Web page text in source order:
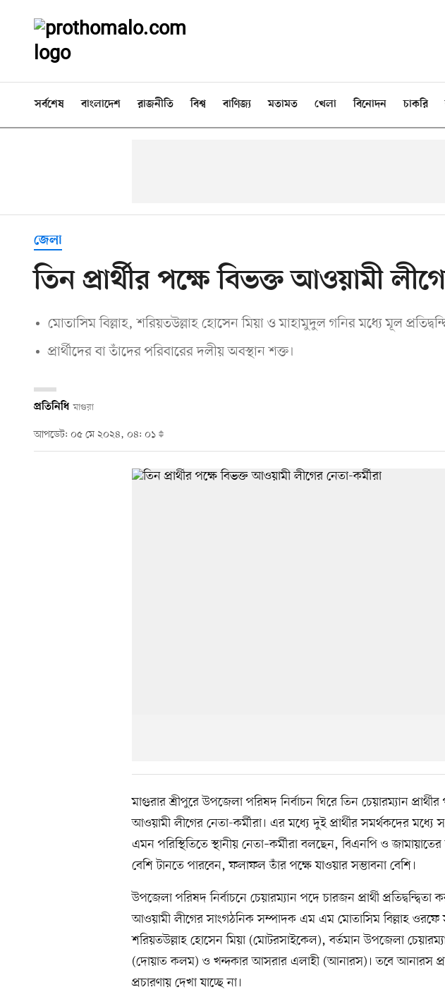
সর্বশেষ বাংলাদেশ রাজনীতি বিশ্ব বাণিজ্য মতামত খেলা বিনোদন চাকরি
জেলা
তিন প্রার্থীর পক্ষে বিভক্ত আওয়ামী
মোতাসিম বিল্লাহ, শরিয়তউল্লাহ হোসেন মিয়া ও মাহামুদুল গনির মধ্যে মূল
প্রার্থীদের বা তাঁদের পরিবারের দলীয় অবস্থান শক্ত।
প্রতিনিধি মাগুরা
আপডেট: ০৫ মে ২০২৪, ০৪: ০১
মাগুরার শ্রীপুরে উপজেলা পরিষদ নির্বাচন ঘিরে তিন চেয়ারম্যান
আওয়ামী লীগের নেতা-কর্মীরা। এর মধ্যে দুই প্রার্থীর সমর্থকদের মধ্যে
এমন পরিস্থিতিতে স্থানীয় নেতা–কর্মীরা বলছেন, বিএনপি ও জামায়াতের
বেশি টানতে পারবেন, ফলাফল তাঁর পক্ষে যাওয়ার সম্ভাবনা বেশি।
উপজেলা পরিষদ নির্বাচনে চেয়ারম্যান পদে চারজন প্রার্থী
আওয়ামী লীগের সাংগঠনিক সম্পাদক এম এম মোতাসিম বিল্লাহ ওরফে
শরিয়তউল্লাহ হোসেন মিয়া (মোটরসাইকেল), বর্তমান উপজেলা
(দোয়াত কলম) ও খন্দকার আসরার এলাহী (আনারস)। তবে আনারস
প্রচারণায় দেখা যাচ্ছে না।